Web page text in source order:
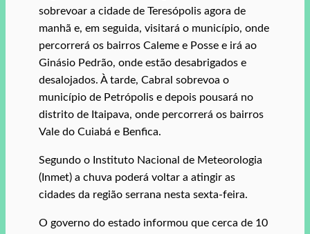
sobrevoar a cidade de Teresópolis agora de
manhã e, em seguida, visitará o município, onde
percorrerá os bairros Caleme e Posse e irá ao
Ginásio Pedrão, onde estão desabrigados e
desalojados. À tarde, Cabral sobrevoa o
município de Petrópolis e depois pousará no
distrito de Itaipava, onde percorrerá os bairros
Vale do Cuiabá e Benfica.
Segundo o Instituto Nacional de Meteorologia
(Inmet) a chuva poderá voltar a atingir as
cidades da região serrana nesta sexta-feira.
O governo do estado informou que cerca de 10